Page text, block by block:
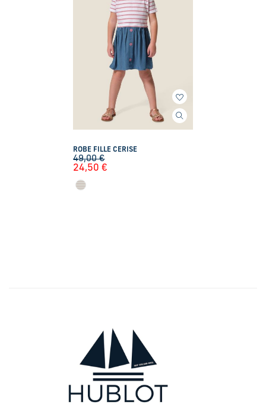
ROBE FILLE CERISE
49,00€
24,50€